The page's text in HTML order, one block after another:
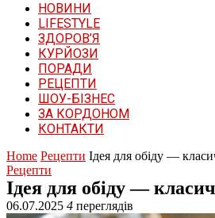
НОВИНИ
LIFESTYLE
ЗДОРОВ’Я
КУРЙОЗИ
ПОРАДИ
РЕЦЕПТИ
ШОУ-БІЗНЕС
ЗА КОРДОНОМ
КОНТАКТИ
Home Рецепти Ідея для обіду —
Рецепти
Ідея для обіду —
06.07.2025 4 переглядів